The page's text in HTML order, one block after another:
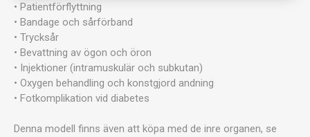
• Patientförflyttning
• Bandage och sårförband
• Trycksår
• Bevattning av ögon och öron
• Injektioner (intramuskulär och subkutan)
• Oxygen behandling och konstgjord andning
• Fotkomplikation vid diabetes
Denna modell finns även att köpa med de inre organen, se